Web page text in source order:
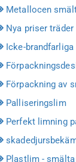
Metallocen
Nya priser
Icke-
Förpackning av
Palliseringslim
Perfekt limning
Plastlim - smälta